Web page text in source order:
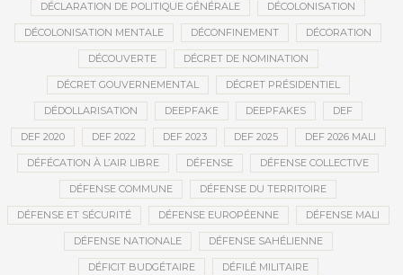
DÉCLARATION DE POLITIQUE GÉNÉRALE DÉCOLONISATION
DÉCOLONISATION MENTALE DÉCONFINEMENT DÉCORATION
DÉCOUVERTE DÉCRET DE NOMINATION
DÉCRET GOUVERNEMENTAL DÉCRET PRÉSIDENTIEL
DÉDOLLARISATION DEEPFAKE DEEPFAKES DEF
DEF 2020 DEF 2022 DEF 2023 DEF 2025 DEF 2026 MALI
DÉFÉCATION À L’AIR LIBRE DÉFENSE DÉFENSE COLLECTIVE
DÉFENSE COMMUNE DÉFENSE DU TERRITOIRE
DÉFENSE ET SÉCURITÉ DÉFENSE EUROPÉENNE DÉFENSE MALI
DÉFENSE NATIONALE DÉFENSE SAHÉLIENNE
DÉFICIT BUDGÉTAIRE DÉFILÉ MILITAIRE